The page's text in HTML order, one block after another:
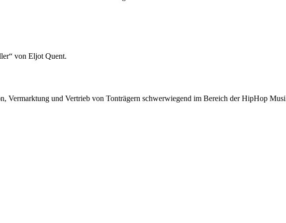
von Eljot Quent.
Vermarktung und Vertrieb von Tonträgern schwerwiegend im Bereich der HipHop